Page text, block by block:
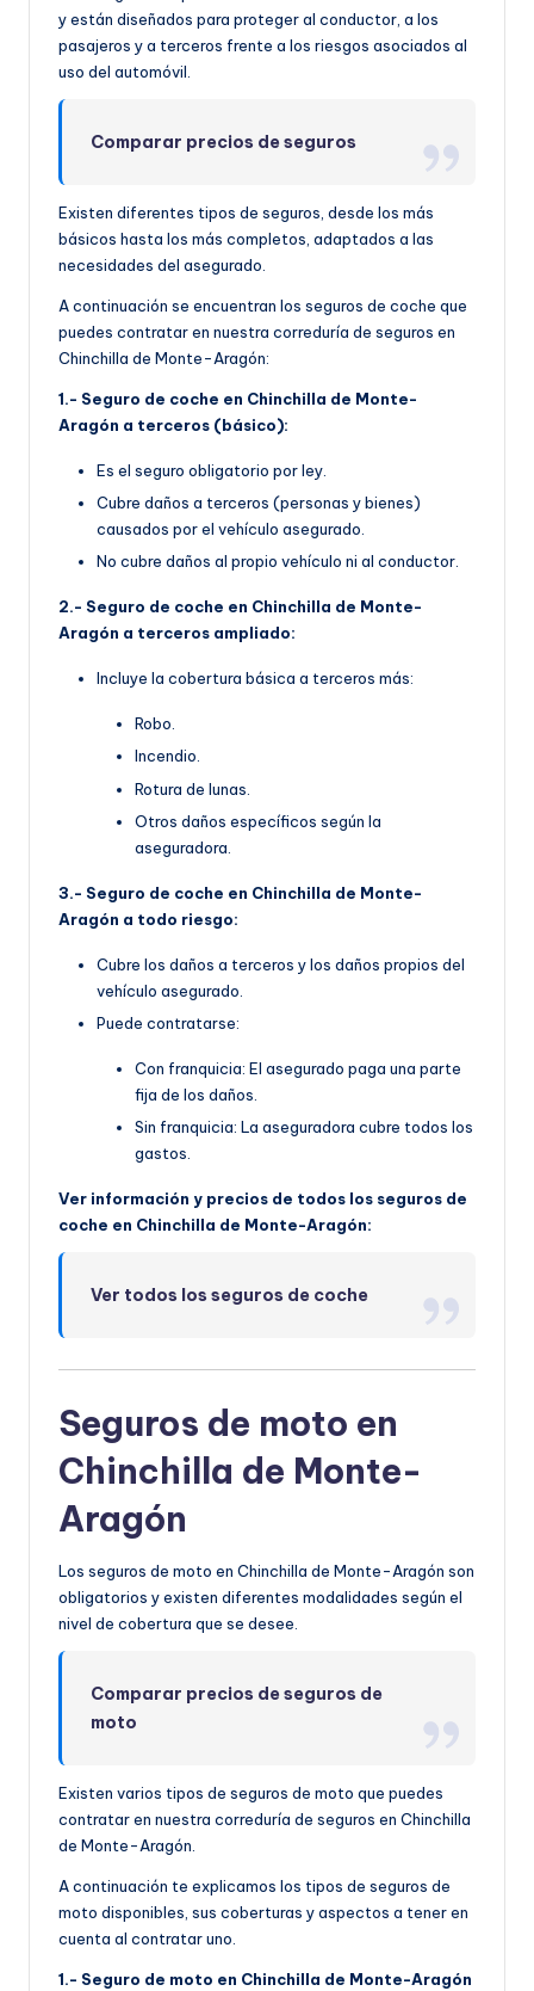
y están diseñados para proteger al conductor, a los
pasajeros y a terceros frente a los riesgos asociados al
uso del automóvil.
Comparar precios de seguros
Existen diferentes tipos de seguros, desde los más
básicos hasta los más completos, adaptados a las
necesidades del asegurado.
A continuación se encuentran los seguros de coche que
puedes contratar en nuestra correduría de seguros en
Chinchilla de Monte-Aragón:
1.- Seguro de coche en Chinchilla de Monte-
Aragón a terceros (básico):
Es el seguro obligatorio por ley.
Cubre daños a terceros (personas y bienes)
causados por el vehículo asegurado.
No cubre daños al propio vehículo ni al conductor.
2.- Seguro de coche en Chinchilla de Monte-
Aragón a terceros ampliado:
Incluye la cobertura básica a terceros más:
Robo.
Incendio.
Rotura de lunas.
Otros daños específicos según la
aseguradora.
3.- Seguro de coche en Chinchilla de Monte-
Aragón a todo riesgo:
Cubre los daños a terceros y los daños propios del
vehículo asegurado.
Puede contratarse:
Con franquicia: El asegurado paga una parte
fija de los daños.
Sin franquicia: La aseguradora cubre todos los
gastos.
Ver información y precios de todos los seguros de
coche en Chinchilla de Monte-Aragón:
Ver todos los seguros de coche
Seguros de moto en
Chinchilla de Monte-
Aragón
Los seguros de moto en Chinchilla de Monte-Aragón son
obligatorios y existen diferentes modalidades según el
nivel de cobertura que se desee.
Comparar precios de seguros de
moto
Existen varios tipos de seguros de moto que puedes
contratar en nuestra correduría de seguros en Chinchilla
de Monte-Aragón.
A continuación te explicamos los tipos de seguros de
moto disponibles, sus coberturas y aspectos a tener en
cuenta al contratar uno.
1.- Seguro de moto en Chinchilla de Monte-Aragón